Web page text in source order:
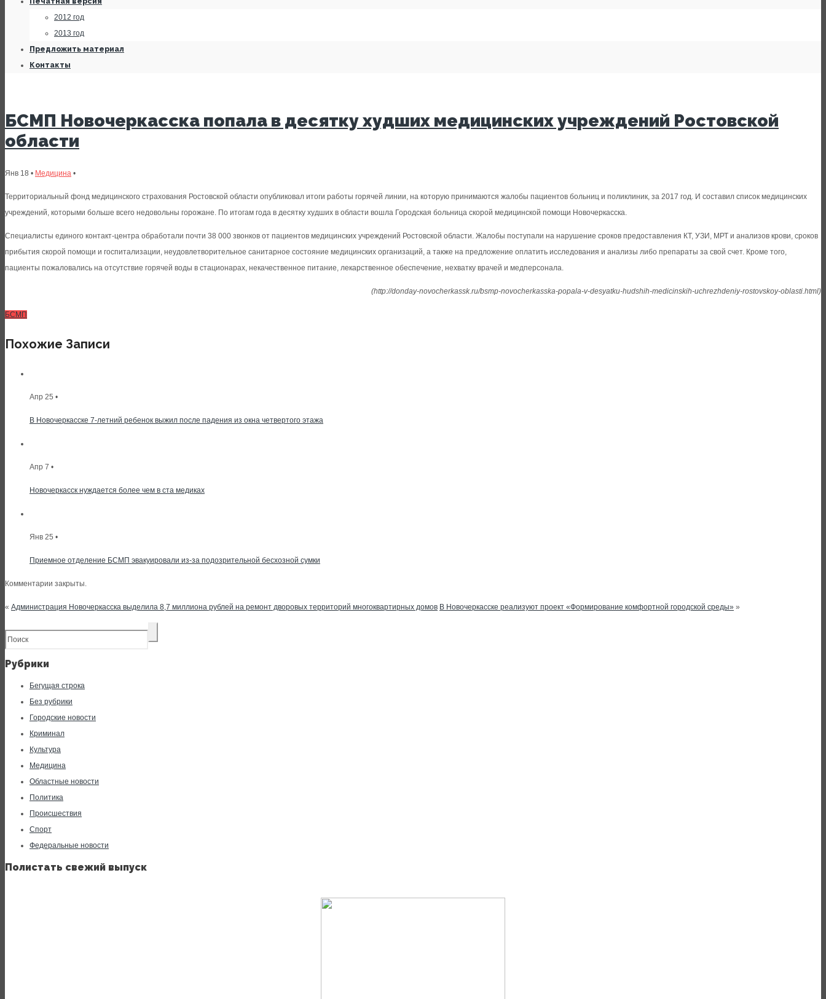
2012 год
2013 год
Предложить материал
Контакты
БСМП Новочеркасска попала в десятку худших медицинских учреждений Ростовской
области
Янв 18 • Медицина •
Территориальный фонд медицинского страхования Ростовской области опубликовал итоги работы горячей линии, на которую принимаются жалобы пациентов больниц и поликлиник, за 2017 год. И составил список медицинских
учреждений, которыми больше всего недовольны горожане. По итогам года в десятку худших в области вошла Городская больница скорой медицинской помощи Новочеркасска.
Специалисты единого контакт-центра обработали почти 38 000 звонков от пациентов медицинских учреждений Ростовской области. Жалобы поступали на нарушение сроков предоставления КТ, УЗИ, МРТ и анализов крови, сроков
прибытия скорой помощи и госпитализации, неудовлетворительное санитарное состояние медицинских организаций, а также на предложение оплатить исследования и анализы либо препараты за свой счет. Кроме того,
пациенты пожаловались на отсутствие горячей воды в стационарах, некачественное питание, лекарственное обеспечение, нехватку врачей и медперсонала.
(http://donday-novocherkassk.ru/bsmp-novocherkasska-popala-v-desyatku-hudshih-medicinskih-uchrezhdeniy-rostovskoy-oblasti.html)
БСМП
Похожие Записи
Апр 25 •
В Новочеркасске 7-летний ребенок выжил после падения из окна четвертого этажа
Апр 7 •
Новочеркасск нуждается более чем в ста медиках
Янв 25 •
Приемное отделение БСМП эвакуировали из-за подозрительной бесхозной сумки
Комментарии закрыты.
« Администрация Новочеркасска выделила 8,7 миллиона рублей на ремонт дворовых территорий многоквартирных домов В Новочеркасске реализуют проект «Формирование комфортной городской среды» »
Рубрики
Бегущая строка
Без рубрики
Городские новости
Криминал
Культура
Медицина
Областные новости
Политика
Происшествия
Спорт
Федеральные новости
Полистать свежий выпуск